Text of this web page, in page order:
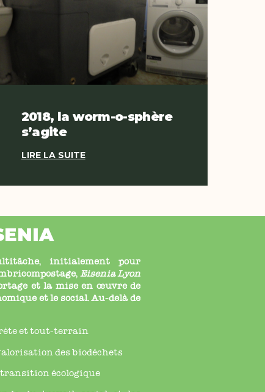
2018, la worm-o-sphère
s’agite
LIRE LA SUITE
initialement pour
Eisenia Lyon
et la mise en œuvre de
et le social. Au-delà de
et tout-terrain
des biodéchets
transition écologique